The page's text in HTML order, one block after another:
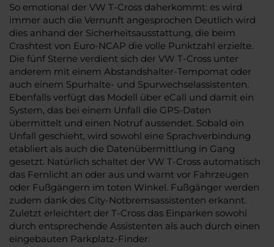
So emotional der VW T-Cross daherkommt: es wird
immer auch die Vernunft angesprochen Deutlich wird
dies anhand der Sicherheitsausstattung, die beim
Crashtest von Euro-NCAP die volle Punktzahl erzielte.
Die fünf Sterne verdient sich der VW T-Cross unter
anderem mit einem Abstandshalter-Tempomat oder
auch einem Spurhalte- und Spurwechselassistenten.
Ebenfalls verfügt das Modell über eCall und damit ein
System, das bei einem Unfall die GPS-Daten
übermittelt und einen Notruf aussendet. Sobald ein
Unfall geschieht, wird sowohl eine Sprachverbindung
etabliert als auch die Datenübermittlung in Gang
gesetzt. Natürlich schaltet der VW T-Cross automatisch
das Fernlicht an oder aus und warnt vor Fahrzeugen
oder Fußgängern im toten Winkel. Fußgänger werden
zudem dank des City-Notbremsassistenten erkannt.
Zuletzt erleichtert der T-Cross das Einparken sowohl
durch entsprechende Assistenten als auch durch einen
eingebauten Parkplatz-Finder.